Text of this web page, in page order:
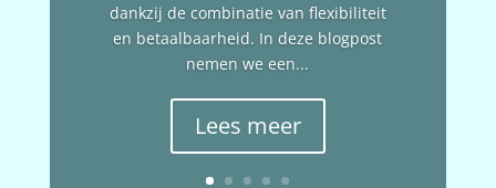
dankzij de combinatie van flexibiliteit
en betaalbaarheid. In deze blogpost
nemen we een...
Lees meer